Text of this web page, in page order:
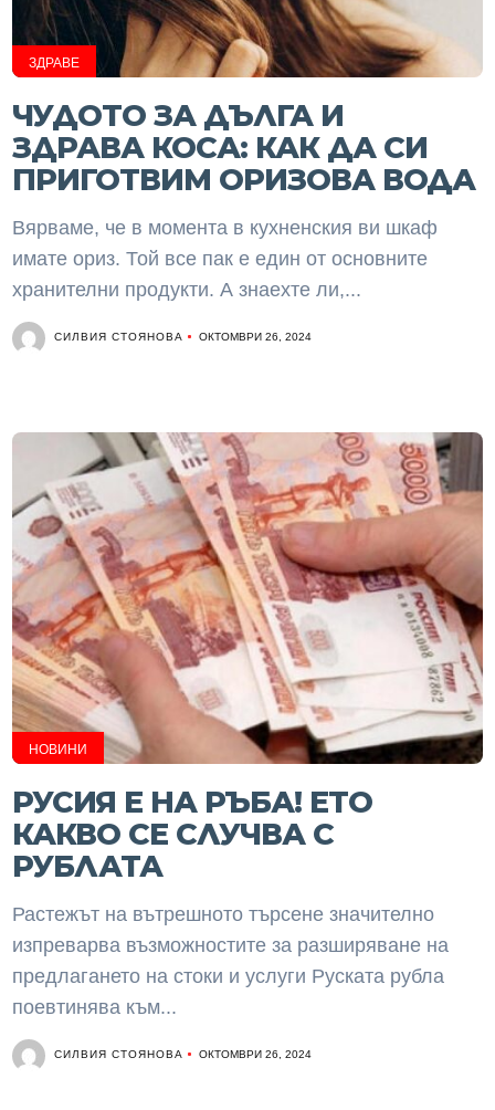
ЗДРАВЕ
ЧУДОТО ЗА ДЪЛГА И
ЗДРАВА КОСА: КАК ДА СИ
ПРИГОТВИМ ОРИЗОВА ВОДА
Вярваме, че в момента в кухненския ви шкаф
имате ориз. Той все пак е един от основните
хранителни продукти. А знаехте ли,...
СИЛВИЯ СТОЯНОВА ОКТОМВРИ 26, 2024
НОВИНИ
РУСИЯ Е НА РЪБА! ЕТО
КАКВО СЕ СЛУЧВА С
РУБЛАТА
Растежът на вътрешното търсене значително
изпреварва възможностите за разширяване на
предлагането на стоки и услуги Руската рубла
поевтинява към...
СИЛВИЯ СТОЯНОВА ОКТОМВРИ 26, 2024